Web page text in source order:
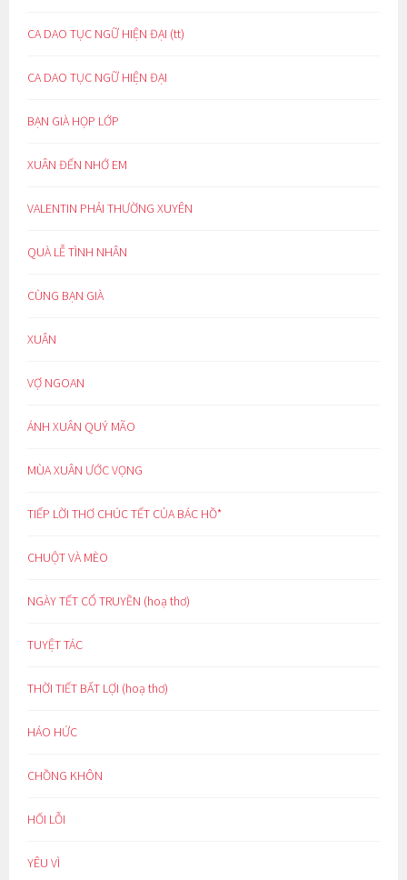
CA DAO TỤC NGỮ HIỆN ĐẠI (tt)
CA DAO TỤC NGỮ HIỆN ĐẠI
BẠN GIÀ HỌP LỚP
XUÂN ĐẾN NHỚ EM
VALENTIN PHẢI THƯỜNG XUYÊN
QUÀ LỄ TÌNH NHÂN
CÙNG BẠN GIÀ
XUÂN
VỢ NGOAN
ÁNH XUÂN QUÝ MÃO
MÙA XUÂN ƯỚC VỌNG
TIẾP LỜI THƠ CHÚC TẾT CỦA BÁC HỒ*
CHUỘT VÀ MÈO
NGÀY TẾT CỔ TRUYỀN (hoạ thơ)
TUYỆT TÁC
THỜI TIẾT BẤT LỢI (hoạ thơ)
HÁO HỨC
CHỒNG KHÔN
HỐI LỖI
YÊU VÌ